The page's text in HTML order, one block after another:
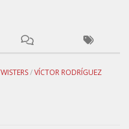
/VÍCTOR RODRÍGUEZ